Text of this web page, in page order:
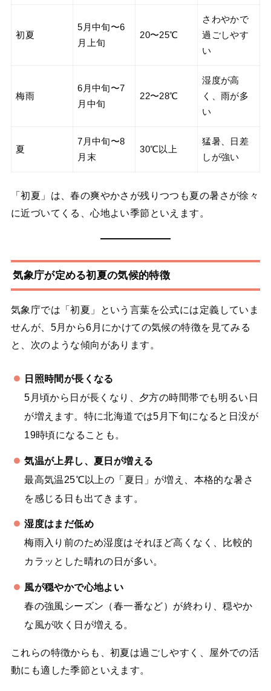
初夏
5月中旬〜6
月上旬
20〜25℃
さわやかで
過ごしやす
い
梅雨
6月中旬〜7
月中旬
22〜28℃
湿度が高
く、雨が多
い
夏
7月中旬〜8
月末
30℃以上
猛暑、日差
しが強い
「初夏」は、春の爽やかさが残りつつも夏の暑さが徐々
に近づいてくる、心地よい季節といえます。
気象庁が定める初夏の気候的特徴
気象庁では「初夏」という言葉を公式には定義していま
せんが、5月から6月にかけての気候の特徴を見てみる
と、次のような傾向があります。
日照時間が長くなる
5月頃から日が長くなり、夕方の時間帯でも明るい日
が増えます。特に北海道では5月下旬になると日没が
19時頃になることも。
気温が上昇し、夏日が増える
最高気温25℃以上の「夏日」が増え、本格的な暑さ
を感じる日も出てきます。
湿度はまだ低め
梅雨入り前のため湿度はそれほど高くなく、比較的
カラッとした晴れの日が多い。
風が穏やかで心地よい
春の強風シーズン（春一番など）が終わり、穏やか
な風が吹く日が増える。
これらの特徴からも、初夏は過ごしやすく、屋外での活
動にも適した季節といえます。